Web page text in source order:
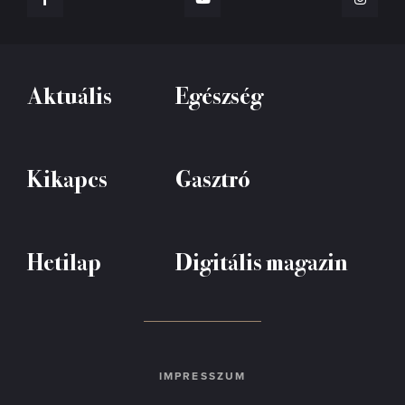
Aktuális Egészség
Kikapcs Gasztró
Hetilap Digitális magazin
IMPRESSZUM